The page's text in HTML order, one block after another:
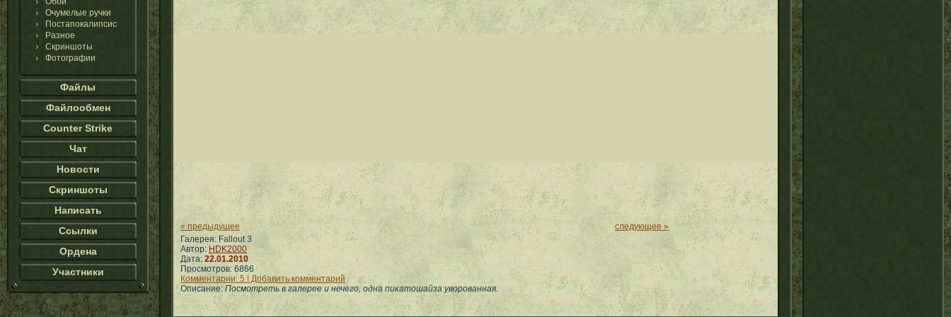
Очумелые ручки
Постапокалипсис
Разное
Скриншоты
Фотографии
Файлы
Файлообмен
Counter Strike
Чат
Новости
Скриншоты
Написать
Ссылки
Ордена
Участники
« предыдущее
следующее »
Галерея: Fallout 3
Автор: HDK2000
Дата: 22.01.2010
Просмотров: 6866
Комментарии: 5 | Добавить комментарий
Описание: Посмотреть в галерее и нечего, одна пикатошайза уворованная.